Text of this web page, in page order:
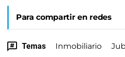
Para compartir en redes
Temas Inmobiliario